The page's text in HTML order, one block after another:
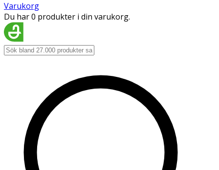
Varukorg
Du har 0 produkter i din varukorg.